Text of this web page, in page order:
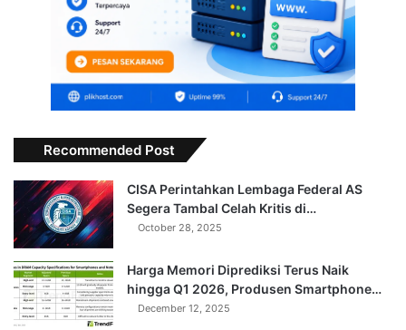
Recommended Post
CISA Perintahkan Lembaga Federal AS
Segera Tambal Celah Kritis di…
October 28, 2025
Harga Memori Diprediksi Terus Naik
hingga Q1 2026, Produsen Smartphone…
December 12, 2025